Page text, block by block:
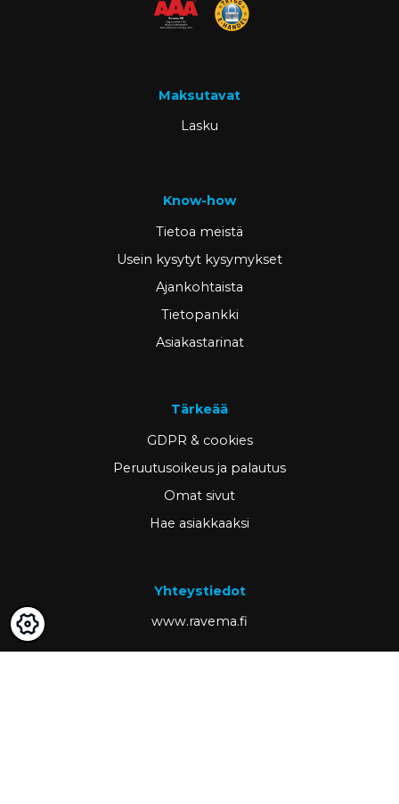
Maksutavat
Lasku
Know-how
Tietoa meistä
Usein kysytyt kysymykset
Ajankohtaista
Tietopankki
Asiakastarinat
Tärkeää
GDPR & cookies
Peruutusoikeus ja palautus
Omat sivut
Hae asiakkaaksi
Yhteystiedot
www.ravema.fi
+358 20 794 0000